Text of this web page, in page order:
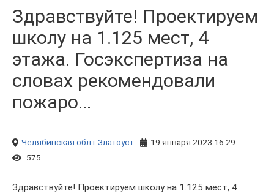
Здравствуйте! Проектируем
школу на 1.125 мест, 4
этажа. Госэкспертиза на
словах рекомендовали
пожаро...
Челябинская обл г Златоуст
19 января 2023 16:29
575
Здравствуйте! Проектируем школу на 1.125 мест, 4